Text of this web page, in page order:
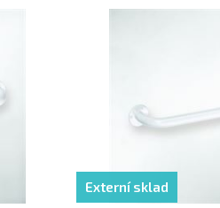
Externí sklad